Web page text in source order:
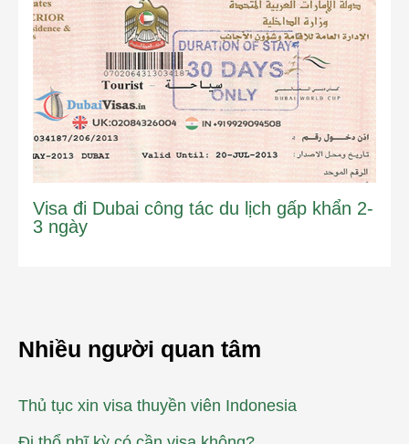
Visa đi Dubai công tác du lịch gấp khẩn 2-
3 ngày
Nhiều người quan tâm
Thủ tục xin visa thuyền viên Indonesia